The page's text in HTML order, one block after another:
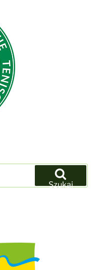
Szukaj